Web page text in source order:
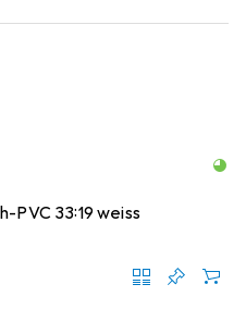
PVC 33:19 weiss